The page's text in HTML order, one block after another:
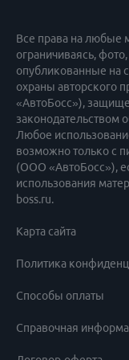
стандартно
только после
предложение и
клиентам.
При работе с
готовым к
фиксировать в
информацию о
проводят этот
Для СТО:
приближается
RFM( VIP,
потерянные,
Все права на любые
ограничиваясь,
опубликованные на
охраны авторского
«АвтоБосс»),
законодательством
Любое
возможно только с
(ООО «АвтоБосс»),
использования
boss.ru.
Карта сайта
Политика
Способы оплаты
Справочная